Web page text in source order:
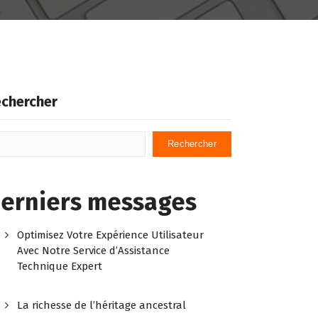
Rechercher
messages
Optimisez Votre Expérience Utilisateur
Avec Notre Service d’Assistance
Technique Expert
La richesse de l’héritage ancestral